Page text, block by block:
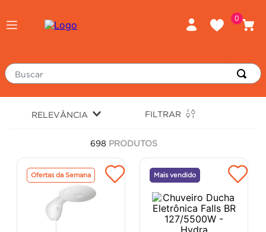
0
Buscar
RELEVÂNCIA FILTRAR
698 PRODUTOS
Ofertas da Semana Mais vendido
º revestimento
massa corrida